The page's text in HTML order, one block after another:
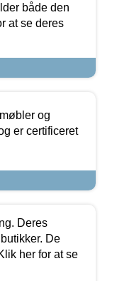
både den
at se deres
og
er certificeret
Deres
De
her for at se